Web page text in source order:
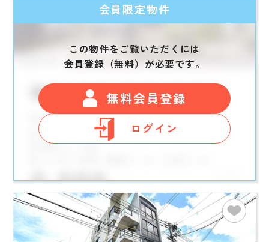
会員限定物件
この物件をご覧いただくには
会員登録（無料）が必要です。
無料会員登録
ログイン